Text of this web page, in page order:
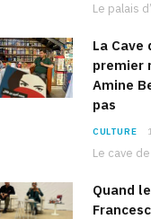
La Cave
premier
Amine
pas
CULTURE
Quand